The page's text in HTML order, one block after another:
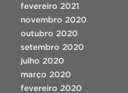
fevereiro 2021
novembro 2020
outubro 2020
setembro 2020
julho 2020
março 2020
fevereiro 2020